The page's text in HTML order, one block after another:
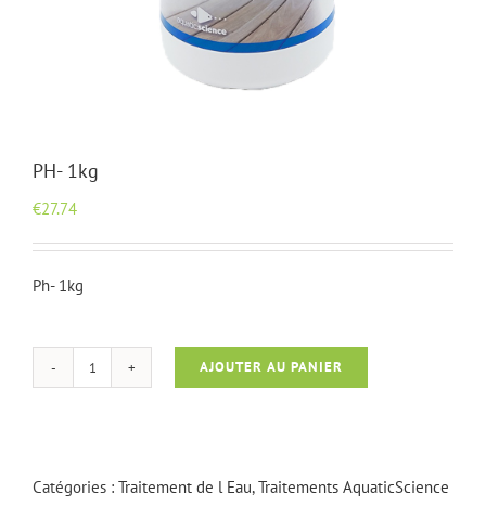
PH- 1kg
€27.74
Ph- 1kg
quantité
AJOUTER AU PANIER
Catégories : Traitement de l Eau,Traitements AquaticScience